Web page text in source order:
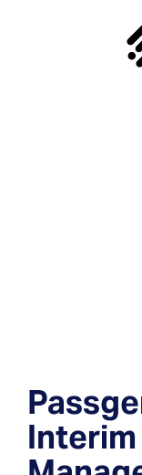
Interim